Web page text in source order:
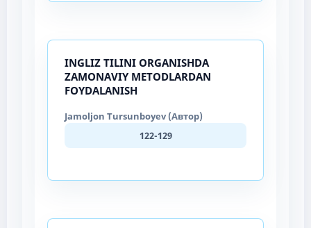
INGLIZ TILINI ORGANISHDA
ZAMONAVIY METODLARDAN
FOYDALANISH
Jamoljon Tursunboyev (Автор)
122-129